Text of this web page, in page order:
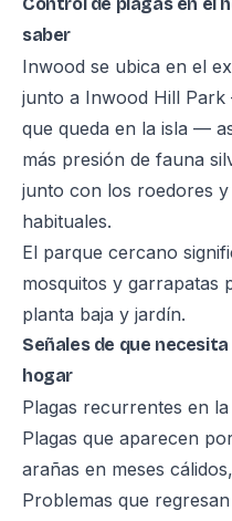
saber
Inwood se ubica en el
junto a Inwood Hill
que queda en la isla —
más presión de fauna
junto con los roedores
habituales.
El parque cercano
mosquitos y garrapatas
planta baja y jardín.
Señales de que
hogar
Plagas recurrentes en
Plagas que aparecen
arañas en meses
Problemas que